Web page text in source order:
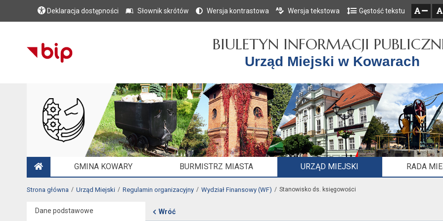
Przejdź do głównego menu
Przejdź do treści
Przejdź do mapy serwisu
Deklaracja dostępności Słownik skrótów Wersja kontrastowa Wersja tekstowa Gęstość tekstu
BIULETYN INFORMACJI
Urząd Miejski w Kowarach
GMINA KOWARY BURMISTRZ MIASTA URZĄD MIEJSKI RADA
Strona główna Urząd Miejski Regulamin organizacyjny Wydział Finansowy (WF) Stanowisko ds. księgowości
Dane podstawowe Wróć